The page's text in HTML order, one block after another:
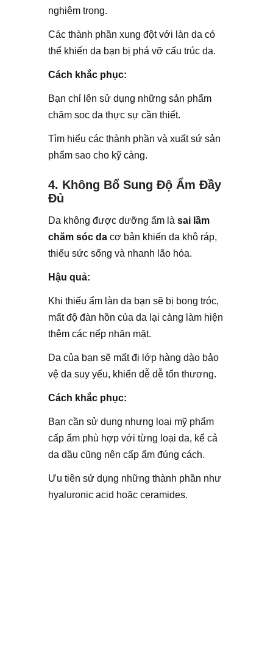
nghiêm trọng.
Các thành phần xung đột với làn da có
thể khiến da bạn bị phá vỡ cấu trúc da.
Cách khắc phục:
Bạn chỉ lên sử dụng những sản phẩm
chăm soc da thực sự cần thiết.
Tìm hiểu các thành phần và xuất sứ sản
phẩm sao cho kỹ càng.
4. Không Bổ Sung Độ Ẩm Đầy
Đủ
Da không được dưỡng ẩm là sai lầm
chăm sóc da cơ bản khiến da khô ráp,
thiếu sức sống và nhanh lão hóa.
Hậu quả:
Khi thiếu ẩm làn da bạn sẽ bị bong tróc,
mất độ đàn hồn của da lại càng làm hiện
thêm các nếp nhăn mặt.
Da của bạn sẽ mất đi lớp hàng dào bảo
vệ da suy yếu, khiến dễ dễ tổn thương.
Cách khắc phục:
Bạn cần sử dụng nhưng loại mỹ phẩm
cấp ẩm phù hợp với từng loại da, kể cả
da dầu cũng nên cấp ẩm đúng cách.
Ưu tiên sử dụng những thành phần như
hyaluronic acid hoặc ceramides.